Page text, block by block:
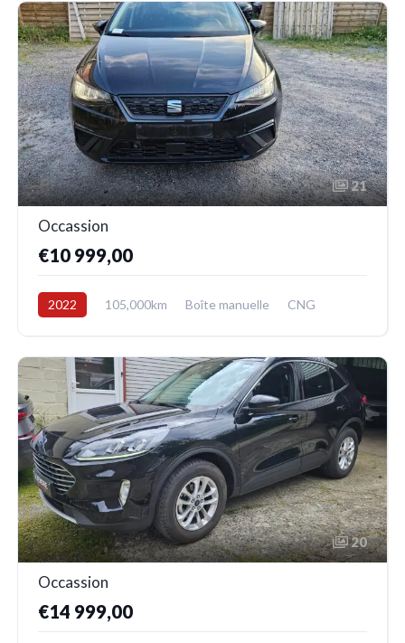
21
Occassion
€10 999,00
2022 105,000km Boîte manuelle
CNG
20
Occassion
€14 999,00